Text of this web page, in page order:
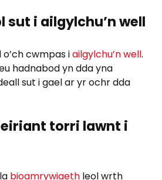
sut i ailgylchu’n well
cwmpas iailgylchu’n well.
hadnabod yn dda yna
sut i gael ar yr ochr dda
torri lawnt i
bioamrywiaeth leol wrth